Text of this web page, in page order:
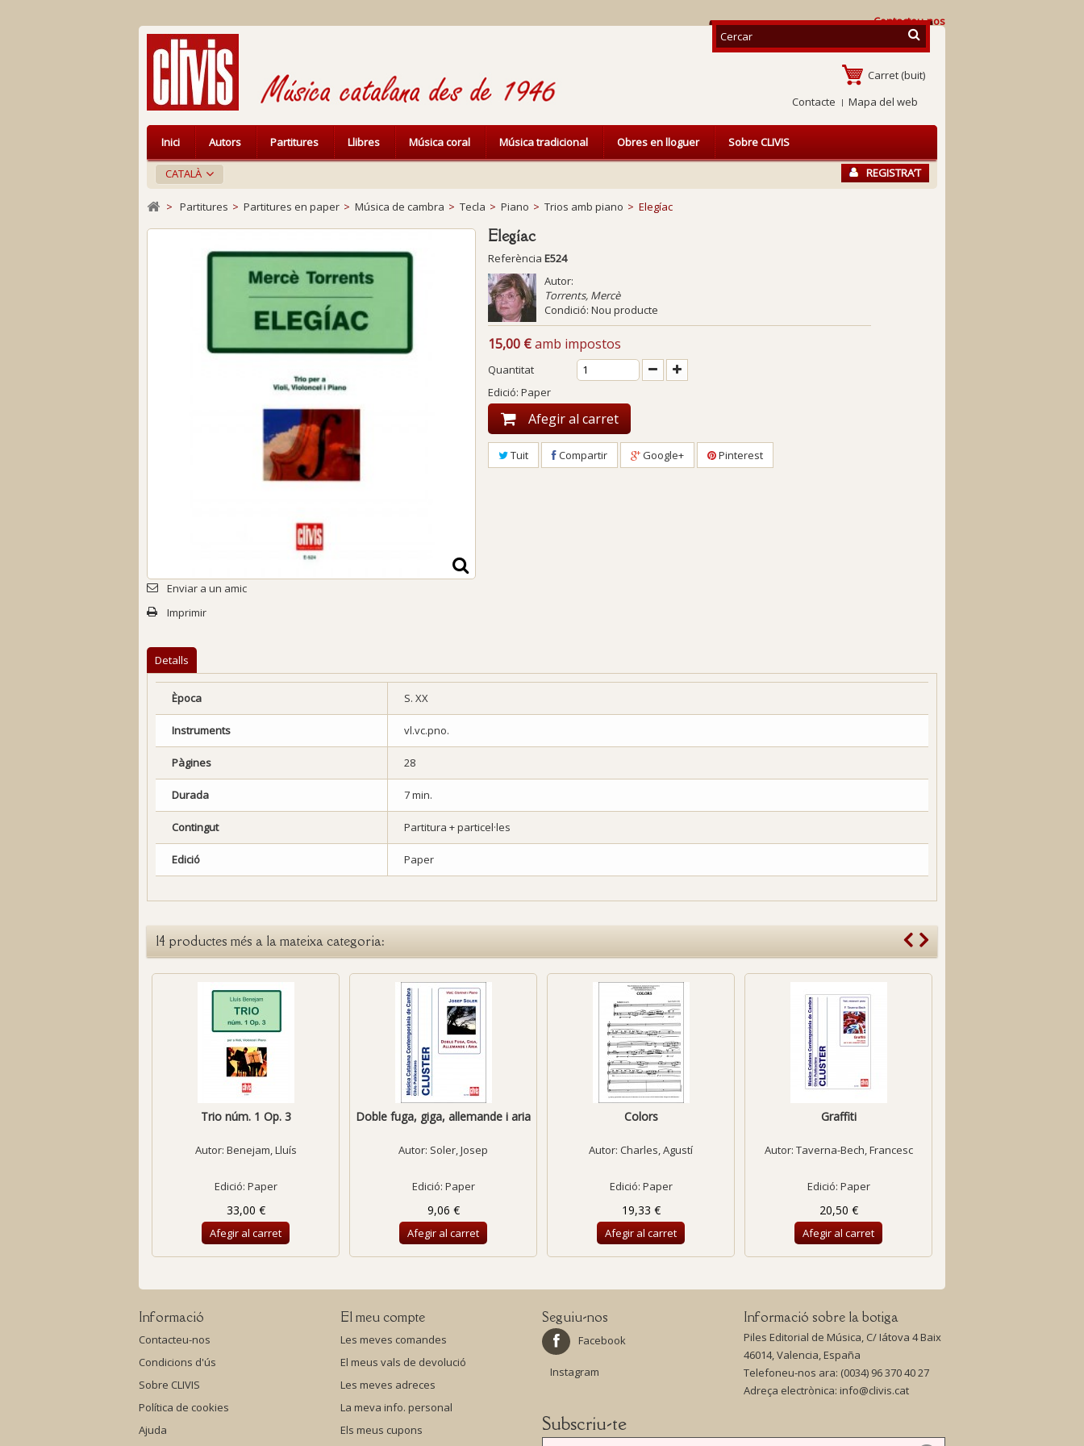
Contacteu-nos
Carret (buit)
Contacte
Mapa del web
CATALÀ REGISTRA’T
Inici Autors Partitures Llibres Música coral Música tradicional Obres en lloguer Sobre CLIVIS
> Partitures > Partitures en paper > Música de cambra > Tecla > Piano > Trios amb piano > Elegíac
Enviar a un amic
Imprimir
Elegíac
Referència E524
Autor:
Torrents, Mercè
Condició: Nou producte
15,00 €amb impostos
Quantitat
Edició: Paper
Afegir al carret
Tuit Compartir Google+ Pinterest
Detalls
Època S. XX
Instruments vl.vc.pno.
Pàgines 28
Durada 7 min.
Contingut Partitura + particel·les
Edició Paper
14 productes més a la mateixa categoria:
Trio núm. 1 Op. 3
Autor: Benejam, Lluís
Edició: Paper
33,00 €
Afegir al carret
Doble fuga, giga, allemande i aria
Autor: Soler, Josep
Edició: Paper
9,06 €
Afegir al carret
Colors
Autor: Charles, Agustí
Edició: Paper
19,33 €
Afegir al carret
Graffiti
Autor: Taverna-Bech, Francesc
Edició: Paper
20,50 €
Afegir al carret
Informació
Contacteu-nos
Condicions d'ús
Sobre CLIVIS
Política de cookies
Ajuda
El meu compte
Les meves comandes
El meus vals de devolució
Les meves adreces
La meva info. personal
Els meus cupons
Seguiu-nos
Facebook
Instagram
Informació sobre la botiga
Piles Editorial de Música, C/ Iátova 4 Baix
46014, Valencia, España
Telefoneu-nos ara: (0034) 96 370 40 27
Adreça electrònica: info@clivis.cat
Subscriu-te